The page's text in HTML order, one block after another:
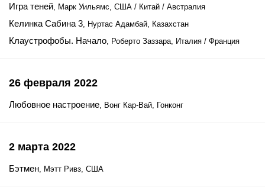
Игра теней, Марк Уильямс, США / Китай / Австралия
Келинка Сабина 3, Нуртас Адамбай, Казахстан
Клаустрофобы. Начало, Роберто Заззара, Италия / Франция
26 февраля 2022
Любовное настроение, Вонг Кар-Вай, Гонконг
2 марта 2022
Бэтмен, Мэтт Ривз, США